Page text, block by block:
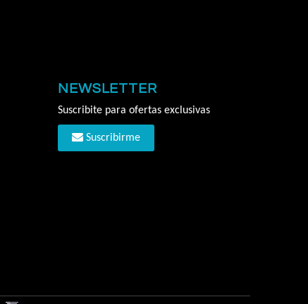
NEWSLETTER
Suscribite para ofertas exclusivas
Suscribirme